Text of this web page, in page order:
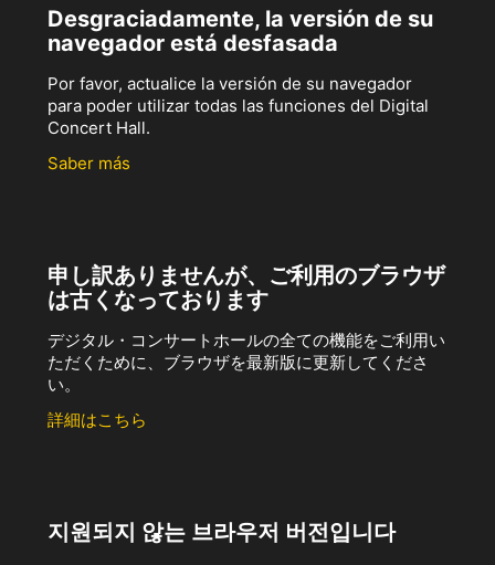
Desgraciadamente, la versión de su
navegador está desfasada
Por favor, actualice la versión de su navegador
para poder utilizar todas las funciones del Digital
Concert Hall.
Saber más
申し訳ありませんが、ご利用のブラウザ
は古くなっております
デジタル・コンサートホールの全ての機能をご利用い
ただくために、ブラウザを最新版に更新してくださ
い。
詳細はこちら
지원되지 않는 브라우저 버전입니다